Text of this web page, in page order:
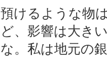
預けるような物
ど、影響は大き
な。私は地元の銀